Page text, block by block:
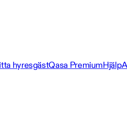
hyresgästQasa PremiumHjälp